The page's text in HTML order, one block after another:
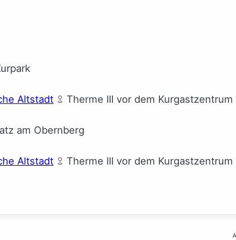
Altstadt
Therme III vor dem Kurgastzentrum
am Obernberg
Altstadt
Therme III vor dem Kurgastzentrum